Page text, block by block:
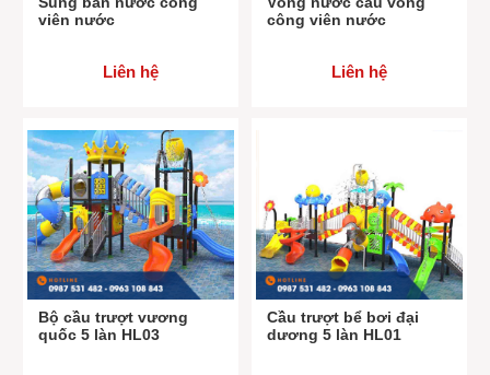
NHẤT
là địa chỉ uy tín cung cấp các thiết bị bể bơi
đồ chơi bể bơi. Với hệ sống sản phẩm đa dạng,
giá thành phải
quý khách hàng, chủ đầu tư trong mọi công trình, dự án.
Nếu quý khách hàng đang quan tâm tới các mẫu cầu trượt bể
bơi, hãy liên hệ ngay với Halux qua sốhotlineđể được tư vấn
và báo giá chi tiết nhất!
viên nước
Liên hệ
công viên nước
Liên hệ
Bộ cầu trượt vương
quốc 5 làn HL03
Cầu trượt bể bơi đại
dương 5 làn HL01